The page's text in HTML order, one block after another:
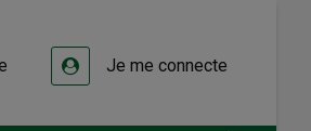
Je me connecte